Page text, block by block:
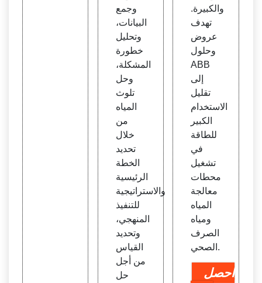
وجمع
البيانات،
وتحليل
خطورة
المشكلة،
وحل
تلوث
المياه
من
خلال
تحديد
الخطة
الرئيسية
والاستراتيجية
للتنفيذ
المنهجي،
وتحديد
القياس
من أجل
حل
والكبيرة.
تهدف
عروض
وحلول
ABB
إلى
تقليل
الاستخدام
الكبير
للطاقة
في
تشغيل
محطات
معالجة
المياه
ومياه
الصرف
الصحي.
احصل